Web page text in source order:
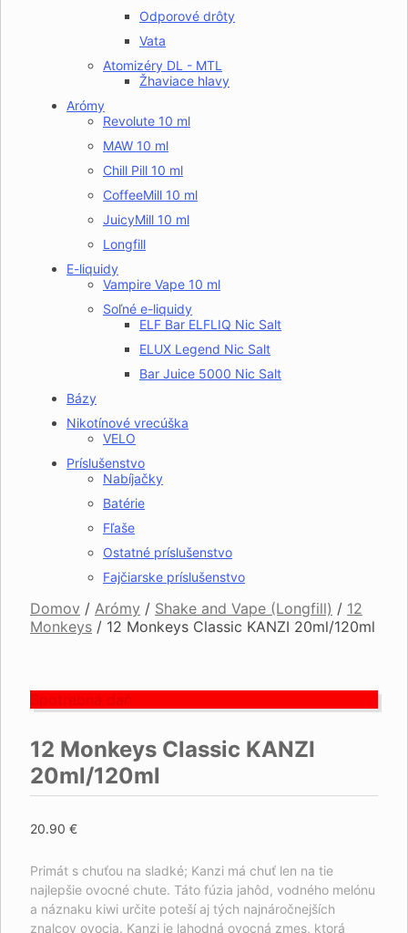
Odporové drôty
Vata
Atomizéry DL - MTL
Žhaviace hlavy
Arómy
Revolute 10 ml
MAW 10 ml
Chill Pill 10 ml
CoffeeMill 10 ml
JuicyMill 10 ml
Longfill
E-liquidy
Vampire Vape 10 ml
Soľné e-liquidy
ELF Bar ELFLIQ Nic Salt
ELUX Legend Nic Salt
Bar Juice 5000 Nic Salt
Bázy
Nikotínové vrecúška
VELO
Príslušenstvo
Nabíjačky
Batérie
Fľaše
Ostatné príslušenstvo
Fajčiarske príslušenstvo
Domov / Arómy / Shake and Vape (Longfill) / 12
Monkeys / 12 Monkeys Classic KANZI 20ml/120ml
Spotrebná daň
12 Monkeys Classic KANZI
20ml/120ml
20.90 €
Primát s chuťou na sladké; Kanzi má chuť len na tie
najlepšie ovocné chute. Táto fúzia jahôd, vodného melónu
a náznaku kiwi určite poteší aj tých najnáročnejších
znalcov ovocia. Kanzi je lahodná ovocná zmes, ktorá